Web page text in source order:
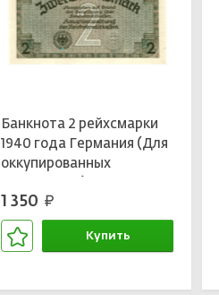
Банкнота 2 рейхсмарки
1940 года Германия (Для
оккупированных
1 350 руб.
Купить